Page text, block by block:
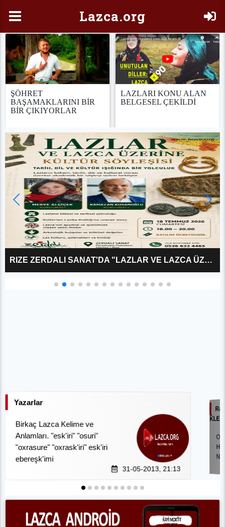
Lazca.org
ŞÖHRET
BAŞAMAKLARINI BİR
BİR ÇIKIYORLAR
LAZLARI KONU ALAN
BELGESEL ÇEKİLDİ
RIZE ZERDALI SANAT'DA "LAZLAR VE LAZCA ÜZERINE?" KÜLTÜR SÖYLEŞISI
Yazarlar
Birkaç Lazca Kelime ve
Anlamları. "esk'iri" "osuri"
"oxrasure" "oxrask'iri" esk'iri
ebereşk'imi
31-05-2013, 21:13